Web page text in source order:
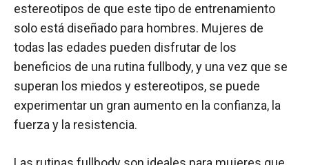
estereotipos de que este tipo de entrenamiento
solo está diseñado para hombres. Mujeres de
todas las edades pueden disfrutar de los
beneficios de una rutina fullbody, y una vez que se
superan los miedos y estereotipos, se puede
experimentar un gran aumento en la confianza, la
fuerza y la resistencia.